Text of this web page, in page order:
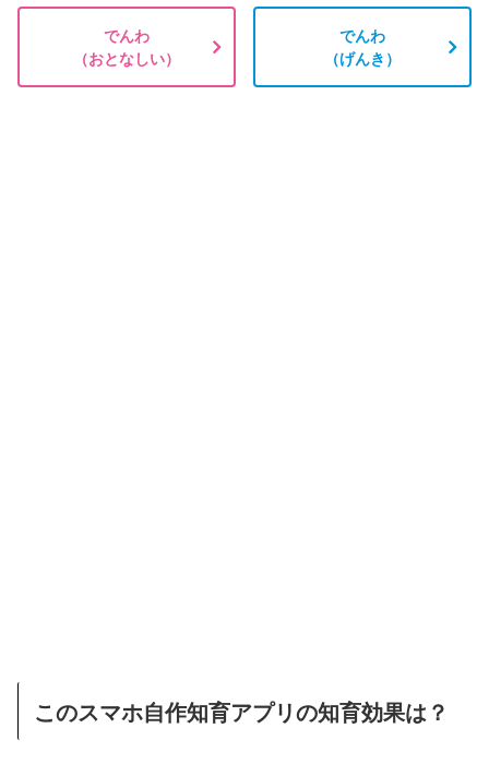
でんわ
（おとなしい）
でんわ
（げんき）
このスマホ自作知育アプリの知育効果は？